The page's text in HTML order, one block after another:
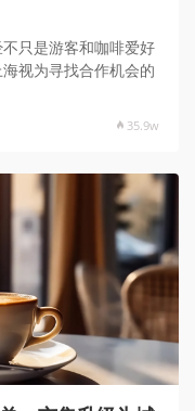
只是游客和咖啡爱好
视为寻找合作机会的
35.9w